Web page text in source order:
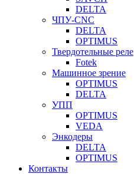
DELTA
ЧПУ-CNC
DELTA
OPTIMUS
Твердотельные реле
Fotek
Машинное зрение
OPTIMUS
DELTA
УПП
OPTIMUS
VEDA
Энкодеры
DELTA
OPTIMUS
Контакты